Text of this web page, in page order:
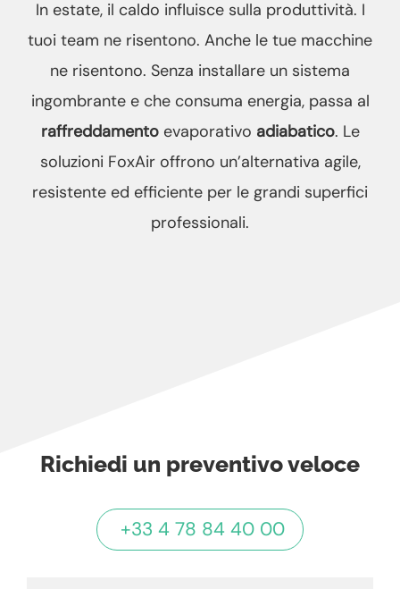
In estate, il caldo influisce sulla produttività. I
tuoi team ne risentono. Anche le tue macchine
ne risentono. Senza installare un sistema
ingombrante e che consuma energia, passa al
raffreddamentoevaporativo adiabatico. Le
soluzioni FoxAir offrono un’alternativa agile,
resistente ed efficiente per le grandi superfici
professionali.
Richiedi un preventivo veloce
+33 4 78 84 40 00